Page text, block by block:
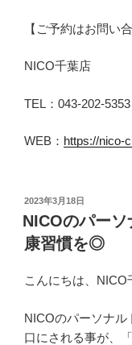
【ご予約はお問い
NICO千葉店
TEL：043-202-5353
WEB： https://nico-
投
稿
日:
2023年3月18日
NICOのパー
康習慣を◎
こんにちは、NICO
NICOのパーソナル
口にされる事が、